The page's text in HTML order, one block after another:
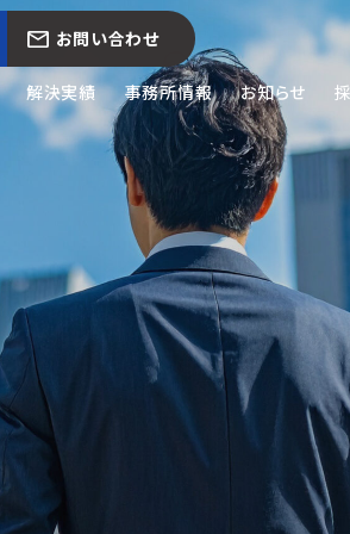
お問い合わせ
解決実績 事務所情報 お知らせ